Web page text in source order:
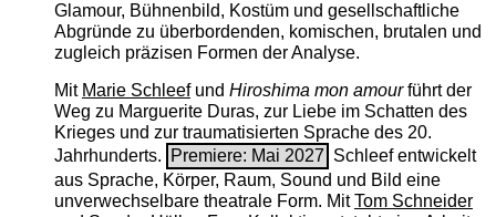
Glamour, Bühnenbild, Kostüm und gesellschaftliche
Abgründe zu überbordenden, komischen, brutalen und
zugleich präzisen Formen der Analyse.
Mit Marie Schleefund Hiroshima mon amourführt der
Weg zu Marguerite Duras, zur Liebe im Schatten des
Krieges und zur traumatisierten Sprache des 20.
Jahrhunderts.
Premiere: Mai 2027 Schleef entwickelt
aus Sprache, Körper, Raum, Sound und Bild eine
unverwechselbare theatrale Form. MitTom Schneider